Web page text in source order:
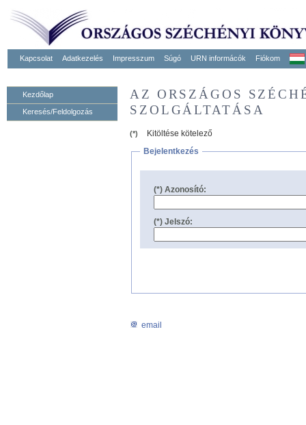
Kapcsolat Adatkezelés Impresszum Súgó URN informácók Fiókom
Kezdőlap
Keresés/Feldolgozás
AZ ORSZÁGOS
SZOLGÁLTATÁSA
(*)
Kitöltése kötelező
Bejelentkezés
(*) Azonosító:
(*) Jelszó:
email